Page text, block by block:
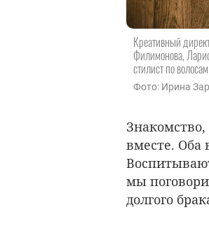
Креативный
Филимонова,
стилист по
Фото: Ирина
вместе. Оба
мы
долгого